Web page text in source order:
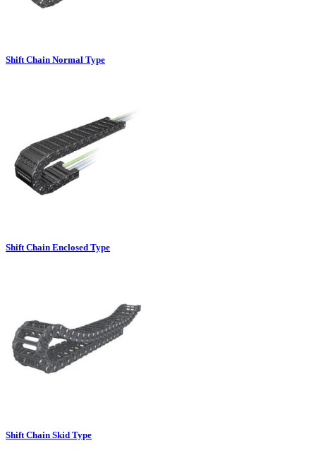
Shift Chain Normal Type
Shift Chain Enclosed Type
Shift Chain Skid Type